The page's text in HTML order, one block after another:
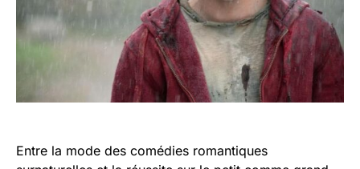
Entre la mode des comédies romantiques